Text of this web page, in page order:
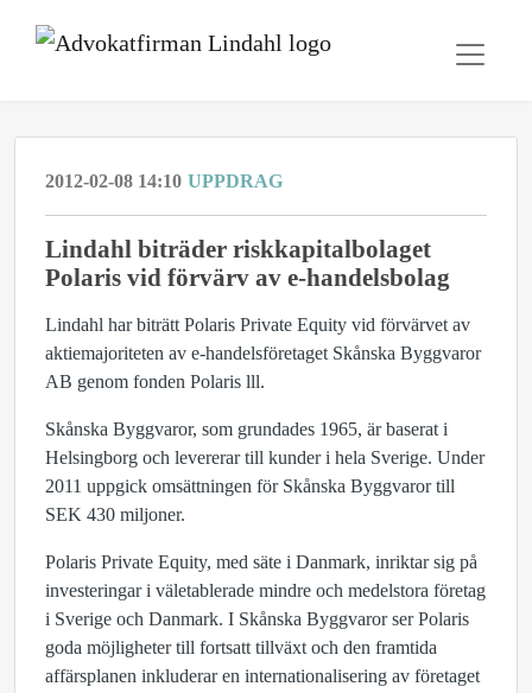
2012-02-08 14:10 UPPDRAG
Lindahl biträder riskkapitalbolaget
Polaris vid förvärv av e-handelsbolag
Lindahl har biträtt Polaris Private Equity vid förvärvet av
aktiemajoriteten av e-handelsföretaget Skånska Byggvaror
AB genom fonden Polaris lll.
Skånska Byggvaror, som grundades 1965, är baserat i
Helsingborg och levererar till kunder i hela Sverige. Under
2011 uppgick omsättningen för Skånska Byggvaror till
SEK 430 miljoner.
Polaris Private Equity, med säte i Danmark, inriktar sig på
investeringar i väletablerade mindre och medelstora företag
i Sverige och Danmark. I Skånska Byggvaror ser Polaris
goda möjligheter till fortsatt tillväxt och den framtida
affärsplanen inkluderar en internationalisering av företaget